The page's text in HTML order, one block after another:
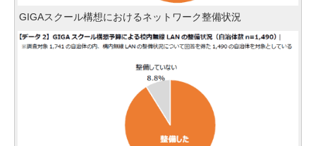
GIGAスクール構想におけるネットワーク整備状況